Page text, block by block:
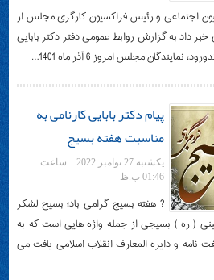
اجتماعی و رئیس فراکسیون کارگری مجلس از
داد به گزارش روابط عمومی دفتر دکتر بابایی
مجلس امروز 6 آذر ماه 1401…
پیام دکتر بابایی کارنامی به
مناسبت هفته بسیج
یکشنبه 27 نوامبر 2022 :: ساعت
01:46 ب.ظ
? هفته بسیج گرامی باد؛ بسیح لشکر
( ره ) بسیجی از جمله واژه هایی است که به
نامه و دایره المعارف انقلاب اسلامی یافت می